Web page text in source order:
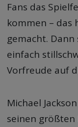
Fans das
kommen – das
gemacht.
einfach
Vorfreude auf
Michael
seinen größten